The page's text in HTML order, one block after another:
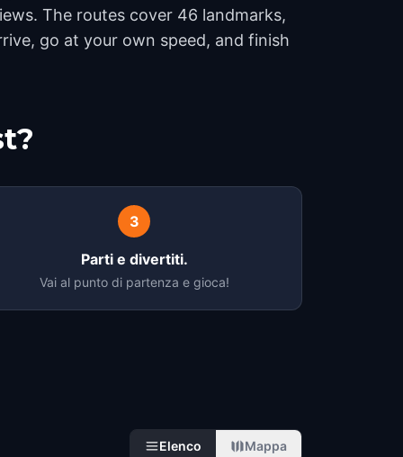
The routes cover 46 landmarks,
go at your own speed, and finish
3
Parti e divertiti.
Vai al punto di partenza e gioca!
Elenco Mappa